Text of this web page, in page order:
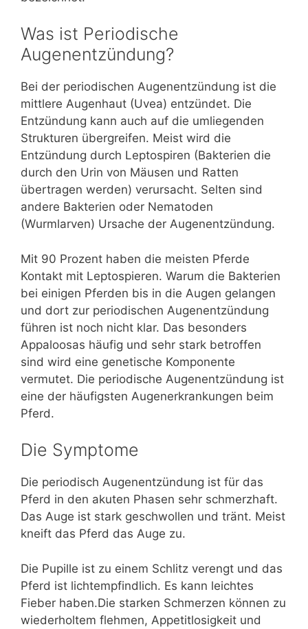
Was ist Periodische
Augenentzündung?
Bei der periodischen Augenentzündung ist die
mittlere Augenhaut (Uvea) entzündet. Die
Entzündung kann auch auf die umliegenden
Strukturen übergreifen. Meist wird die
Entzündung durch Leptospiren (Bakterien die
durch den Urin von Mäusen und Ratten
übertragen werden) verursacht. Selten sind
andere Bakterien oder Nematoden
(Wurmlarven) Ursache der Augenentzündung.
Mit 90 Prozent haben die meisten Pferde
Kontakt mit Leptospieren. Warum die Bakterien
bei einigen Pferden bis in die Augen gelangen
und dort zur periodischen Augenentzündung
führen ist noch nicht klar. Das besonders
Appaloosas häufig und sehr stark betroffen
sind wird eine genetische Komponente
vermutet. Die periodische Augenentzündung ist
eine der häufigsten Augenerkrankungen beim
Pferd.
Die Symptome
Die periodisch Augenentzündung ist für das
Pferd in den akuten Phasen sehr schmerzhaft.
Das Auge ist stark geschwollen und tränt. Meist
kneift das Pferd das Auge zu.
Die Pupille ist zu einem Schlitz verengt und das
Pferd ist lichtempfindlich. Es kann leichtes
Fieber haben.Die starken Schmerzen können zu
wiederholtem flehmen, Appetitlosigkeit und